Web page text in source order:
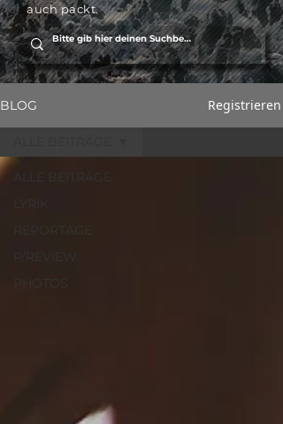
auch packt.
BLOG Registrieren
ALLE BEITRÄGE
REPORTAGE
PHOTOS